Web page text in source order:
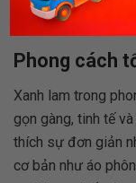
Phong cách
Xanh lam trong
gọn gàng, tinh tế
thích sự đơn giản
cơ bản như áo